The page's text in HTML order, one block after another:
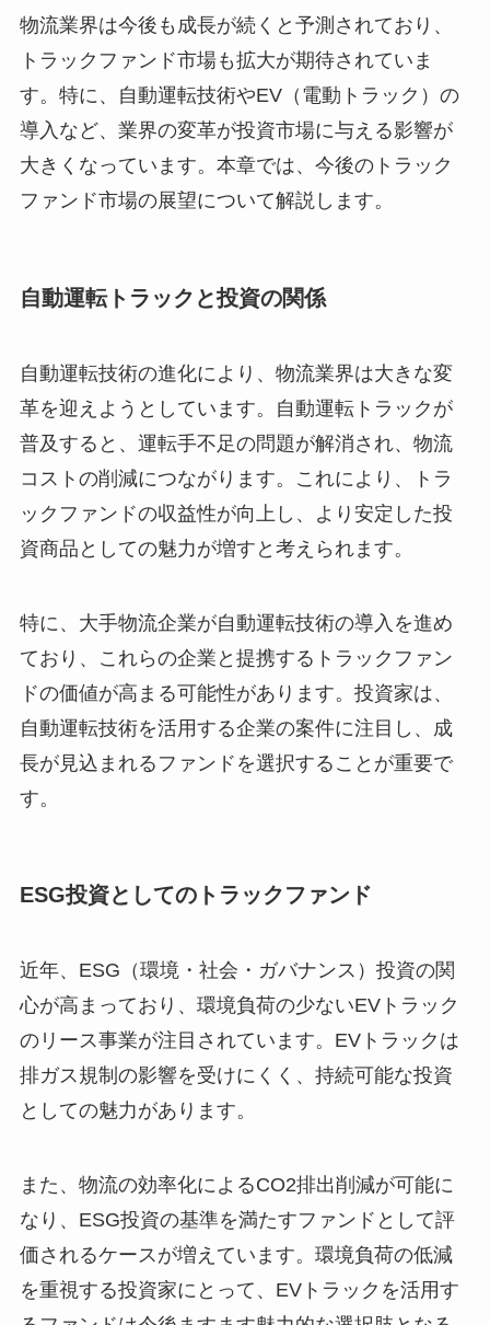
物流業界は今後も成長が続くと予測されており、
トラックファンド市場も拡大が期待されていま
す。特に、自動運転技術やEV（電動トラック）の
導入など、業界の変革が投資市場に与える影響が
大きくなっています。本章では、今後のトラック
ファンド市場の展望について解説します。
自動運転トラックと投資の関係
自動運転技術の進化により、物流業界は大きな変
革を迎えようとしています。自動運転トラックが
普及すると、運転手不足の問題が解消され、物流
コストの削減につながります。これにより、トラ
ックファンドの収益性が向上し、より安定した投
資商品としての魅力が増すと考えられます。
特に、大手物流企業が自動運転技術の導入を進め
ており、これらの企業と提携するトラックファン
ドの価値が高まる可能性があります。投資家は、
自動運転技術を活用する企業の案件に注目し、成
長が見込まれるファンドを選択することが重要で
す。
ESG投資としてのトラックファンド
近年、ESG（環境・社会・ガバナンス）投資の関
心が高まっており、環境負荷の少ないEVトラック
のリース事業が注目されています。EVトラックは
排ガス規制の影響を受けにくく、持続可能な投資
としての魅力があります。
また、物流の効率化によるCO2排出削減が可能に
なり、ESG投資の基準を満たすファンドとして評
価されるケースが増えています。環境負荷の低減
を重視する投資家にとって、EVトラックを活用す